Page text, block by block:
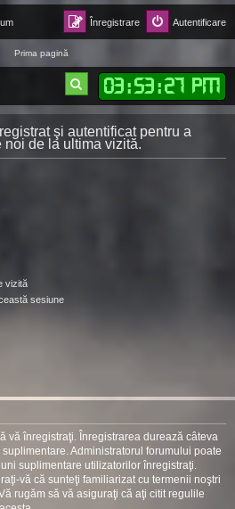
Autentificare
Înregistrare
03:53:28 PM
ă
u
şi autentificat pentru a
de la ultima vizită.
vizită
sesiune
vă înregistraţi. Înregistrarea durează câteva
Administratorul forumului poate
suplimentare utilizatorilor înregistraţi.
vă că sunteţi familiarizat cu termenii noştri
rugăm să vă asiguraţi că aţi citit regulile